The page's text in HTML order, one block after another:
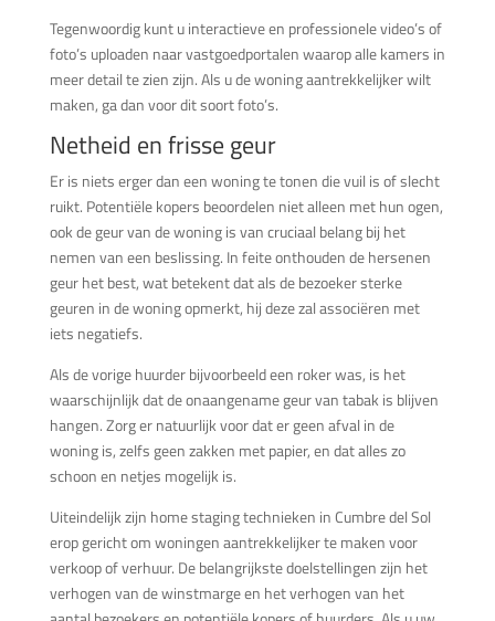
Tegenwoordig kunt u interactieve en professionele video’s of
foto’s uploaden naar vastgoedportalen waarop alle kamers in
meer detail te zien zijn. Als u de woning aantrekkelijker wilt
maken, ga dan voor dit soort foto’s.
Netheid en frisse geur
Er is niets erger dan een woning te tonen die vuil is of slecht
ruikt. Potentiële kopers beoordelen niet alleen met hun ogen,
ook de geur van de woning is van cruciaal belang bij het
nemen van een beslissing. In feite onthouden de hersenen
geur het best, wat betekent dat als de bezoeker sterke
geuren in de woning opmerkt, hij deze zal associëren met
iets negatiefs.
Als de vorige huurder bijvoorbeeld een roker was, is het
waarschijnlijk dat de onaangename geur van tabak is blijven
hangen. Zorg er natuurlijk voor dat er geen afval in de
woning is, zelfs geen zakken met papier, en dat alles zo
schoon en netjes mogelijk is.
Uiteindelijk zijn home staging technieken in Cumbre del Sol
erop gericht om woningen aantrekkelijker te maken voor
verkoop of verhuur. De belangrijkste doelstellingen zijn het
verhogen van de winstmarge en het verhogen van het